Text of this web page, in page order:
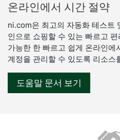
온라인에서 시간 절약
ni.com은 최고의 자동화 테스트
인으로 쇼핑할 수 있는 빠르고
가능한 한 빠르고 쉽게 온라인에
계정을 관리할 수 있도록 리소스
도움말 문서 보기